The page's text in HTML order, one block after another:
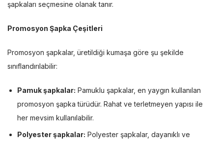
şapkaları seçmesine olanak tanır.
Promosyon Şapka Çeşitleri
Promosyon şapkalar, üretildiği kumaşa göre şu şekilde
sınıflandırılabilir:
Pamuk şapkalar: Pamuklu şapkalar, en yaygın kullanılan
promosyon şapka türüdür. Rahat ve terletmeyen yapısı ile
her mevsim kullanılabilir.
Polyester şapkalar: Polyester şapkalar, dayanıklı ve